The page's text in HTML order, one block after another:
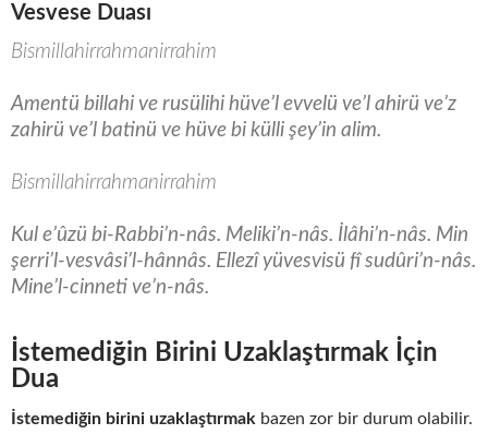
Vesvese Duası
Bismillahirrahmanirrahim
Amentü billahi ve rusülihi hüve’l evvelü ve’l ahirü ve’z
zahirü ve’l batinü ve hüve bi külli şey’in alim.
Bismillahirrahmanirrahim
Kul e’ûzü bi-Rabbi’n-nâs. Meliki’n-nâs. İlâhi’n-nâs. Min
şerri’l-vesvâsi’l-hânnâs. Ellezî yüvesvisü fî sudûri’n-nâs.
Mine’l-cinneti ve’n-nâs.
İstemediğin Birini Uzaklaştırmak İçin
Dua
İstemediğin birini uzaklaştırmak bazen zor bir durum olabilir.